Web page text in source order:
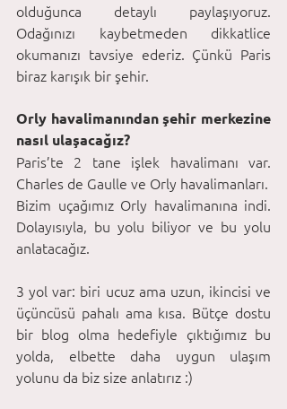
olduğunca detaylı paylaşıyoruz.
Odağınızı kaybetmeden dikkatlice
okumanızı tavsiye ederiz. Çünkü Paris
biraz karışık bir şehir.
Orly havalimanından şehir merkezine
nasıl ulaşacağız?
Paris’te 2 tane işlek havalimanı var.
Charles de Gaulle ve Orly havalimanları.
Bizim uçağımız Orly havalimanına indi.
Dolayısıyla, bu yolu biliyor ve bu yolu
anlatacağız.
3 yol var: biri ucuz ama uzun, ikincisi ve
üçüncüsü pahalı ama kısa. Bütçe dostu
bir blog olma hedefiyle çıktığımız bu
yolda, elbette daha uygun ulaşım
yolunu da biz size anlatırız :)